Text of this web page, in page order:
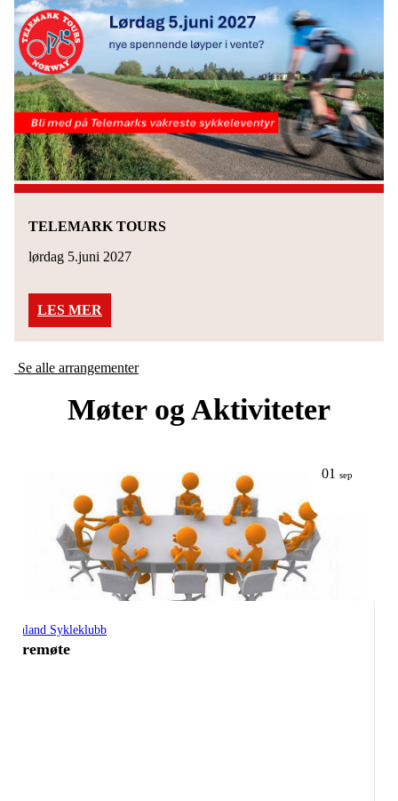
TELEMARK TOURS
lørdag 5.juni 2027
LES MER
Se alle arrangementer
Møter og Aktiviteter
Grenland Sykleklubb
Styremøte
01 sep